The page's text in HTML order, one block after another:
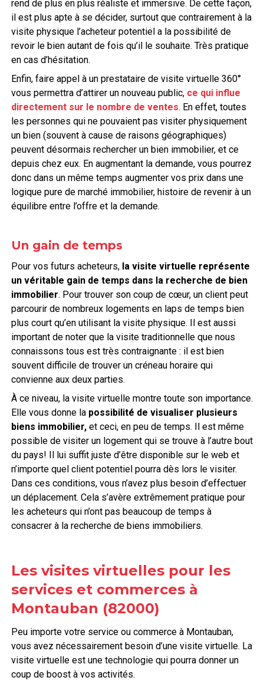
rend de plus en plus réaliste et immersive. De cette façon,
il est plus apte à se décider, surtout que contrairement à la
visite physique l’acheteur potentiel a la possibilité de
revoir le bien autant de fois qu’il le souhaite. Très pratique
en cas d’hésitation.
Enfin, faire appel à un prestataire de visite virtuelle 360°
vous permettra d’attirer un nouveau public, ce qui influe
directement sur le nombre de ventes. En effet, toutes
les personnes qui ne pouvaient pas visiter physiquement
un bien (souvent à cause de raisons géographiques)
peuvent désormais rechercher un bien immobilier, et ce
depuis chez eux. En augmentant la demande, vous pourrez
donc dans un même temps augmenter vos prix dans une
logique pure de marché immobilier, histoire de revenir à un
équilibre entre l’offre et la demande.
Un gain de temps
Pour vos futurs acheteurs, la visite virtuelle représente
un véritable gain de temps dans la recherche de bien
immobilier. Pour trouver son coup de cœur, un client peut
parcourir de nombreux logements en laps de temps bien
plus court qu’en utilisant la visite physique. Il est aussi
important de noter que la visite traditionnelle que nous
connaissons tous est très contraignante : il est bien
souvent difficile de trouver un créneau horaire qui
convienne aux deux parties.
À ce niveau, la visite virtuelle montre toute son importance.
Elle vous donne lapossibilité de visualiser plusieurs
biens immobilier,et ceci, en peu de temps. Il est même
possible de visiter un logement qui se trouve à l’autre bout
du pays! Il lui suffit juste d’être disponible sur le web et
n’importe quel client potentiel pourra dès lors le visiter.
Dans ces conditions, vous n’avez plus besoin d’effectuer
un déplacement. Cela s’avère extrêmement pratique pour
les acheteurs qui n’ont pas beaucoup de temps à
consacrer à la recherche de biens immobiliers.
Les visites virtuelles pour les
services et commerces à
Montauban (82000)
Peu importe votre service ou commerce à Montauban,
vous avez nécessairement besoin d’une visite virtuelle. La
visite virtuelle est une technologie qui pourra donner un
coup de boost à vos activités.